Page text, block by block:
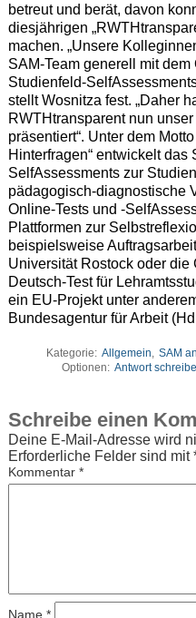
betreut und berät, davon
diesjährigen
machen. „Unsere
SAM-Team generell mit
Studienfeld-
stellt Wosnitza fest. „Daher
RWTHtransparent nun
präsentiert“. Unter dem
Hinterfragen“ entwickelt das
SelfAssessments zur
pädagogisch-diagnostische
Online-Tests und -
Plattformen zur
beispielsweise
Universität Rostock oder die
Deutsch-Test für
ein EU-Projekt unter
Bundesagentur für Arbeit
Kategorie: Allgemein SAM
Optionen: Antwort
Schreibe einen
Deine E-Mail-Adresse wird
Erforderliche Felder sind mit
Kommentar *
Name *